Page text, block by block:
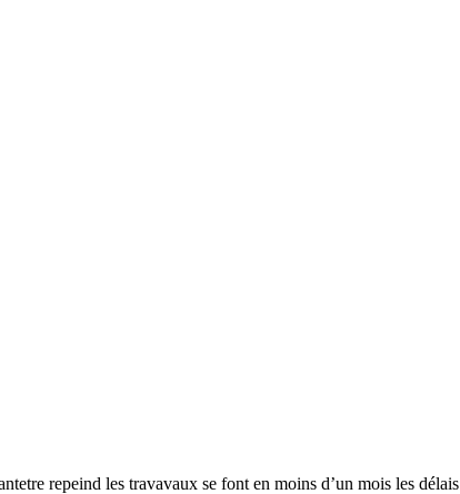
repeind les travavaux se font en moins d’un mois les délais